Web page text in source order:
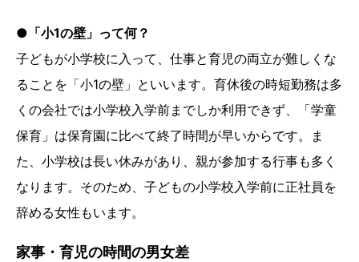
●「小1の壁」って何？
子どもが小学校に入って、仕事と育児の両立が難しくな
ることを「小1の壁」といいます。育休後の時短勤務は多
くの会社では小学校入学前までしか利用できず、「学童
保育」は保育園に比べて終了時間が早いからです。ま
た、小学校は長い休みがあり、親が参加する行事も多く
なります。そのため、子どもの小学校入学前に正社員を
辞める女性もいます。
家事・育児の時間の男女差